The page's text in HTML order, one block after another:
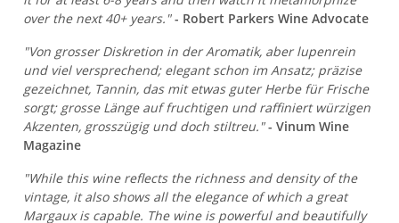
over the next 40+ years." - Robert Parkers Wine Advocate
"Von grosser Diskretion in der Aromatik, aber lupenrein
und viel versprechend; elegant schon im Ansatz; präzise
gezeichnet, Tannin, das mit etwas guter Herbe für Frische
sorgt; grosse Länge auf fruchtigen und raffiniert würzigen
Akzenten, grosszügig und doch stiltreu." - Vinum Wine
Magazine
"While this wine reflects the richness and density of the
vintage, it also shows all the elegance of which a great
Margaux is capable. The wine is powerful and beautifully